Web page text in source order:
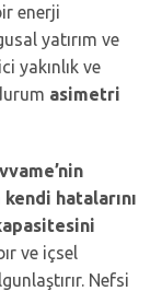
enerji
yatırım ve
yakınlık ve
asimetri
kendi hatalarını
ve içsel
Nefsi